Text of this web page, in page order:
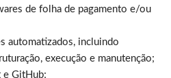
de folha de pagamento e/ou
automatizados, incluindo
execução e manutenção;
e GitHub;